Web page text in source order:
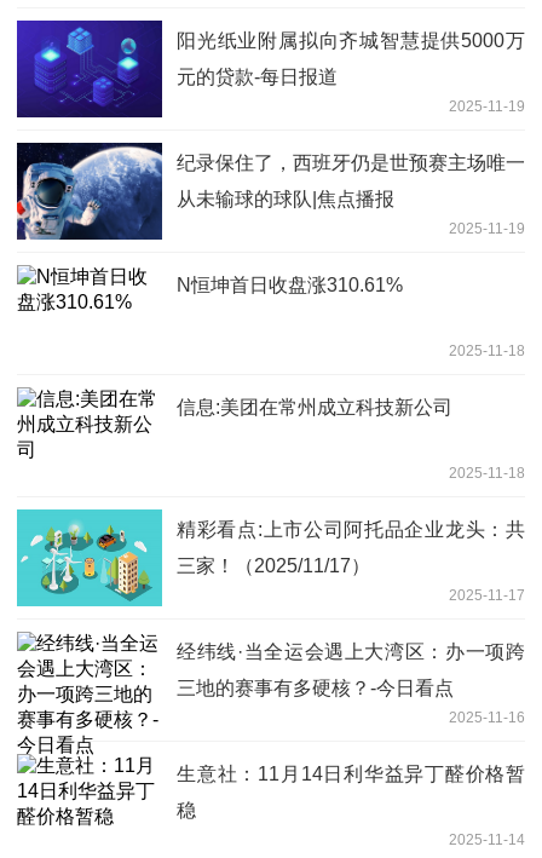
阳光纸业附属拟向齐城智慧提供5000万
元的贷款-每日报道
2025-11-19
纪录保住了，西班牙仍是世预赛主场唯一
从未输球的球队|焦点播报
2025-11-19
N恒坤首日收盘涨310.61%
2025-11-18
信息:美团在常州成立科技新公司
2025-11-18
精彩看点:上市公司阿托品企业龙头：共
三家！（2025/11/17）
2025-11-17
经纬线·当全运会遇上大湾区：办一项跨
三地的赛事有多硬核？-今日看点
2025-11-16
生意社：11月14日利华益异丁醛价格暂
稳
2025-11-14